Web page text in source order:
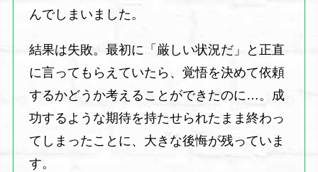
んでしまいました。
結果は失敗。最初に「厳しい状況だ」と正直
に言ってもらえていたら、覚悟を決めて依頼
するかどうか考えることができたのに…。成
功するような期待を持たせられたまま終わっ
てしまったことに、大きな後悔が残っていま
す。